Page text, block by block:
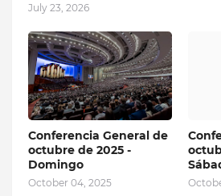
July 23, 2026
Conferencia General de
octubre de 2025 -
Domingo
October 04, 2025